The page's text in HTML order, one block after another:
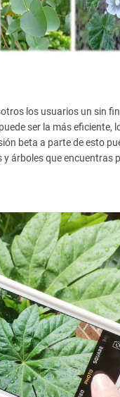
los usuarios un sin
ser la más eficiente,
beta a parte de esto
árboles que encuentras